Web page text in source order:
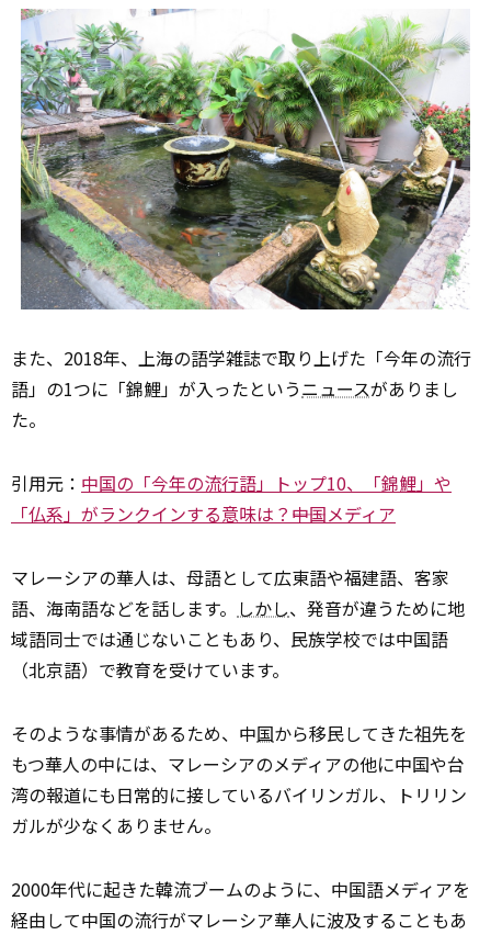
また、2018年、上海の語学雑誌で取り上げた「今年の流行
語」の1つに「錦鯉」が入ったというニュースがありまし
た。
引用元： 中国の「今年の流行語」トップ10、「錦鯉」や
「仏系」がランクインする意味は？――中国メディア
マレーシアの華人は、母語として広東語や福建語、客家
語、海南語などを話します。 しかし、発音が違うために地
域語同士では通じないこともあり、民族学校では中国語
（北京語）で教育を受けています。
そのような事情があるため、中国から移民してきた祖先を
もつ華人の中には、マレーシアのメディアの他に中国や台
湾の報道にも日常的に接しているバイリンガル、トリリン
ガルが少なくありません。
2000年代に起きた韓流ブームのように、中国語メディアを
経由して中国の流行がマレーシア華人に波及することもあ